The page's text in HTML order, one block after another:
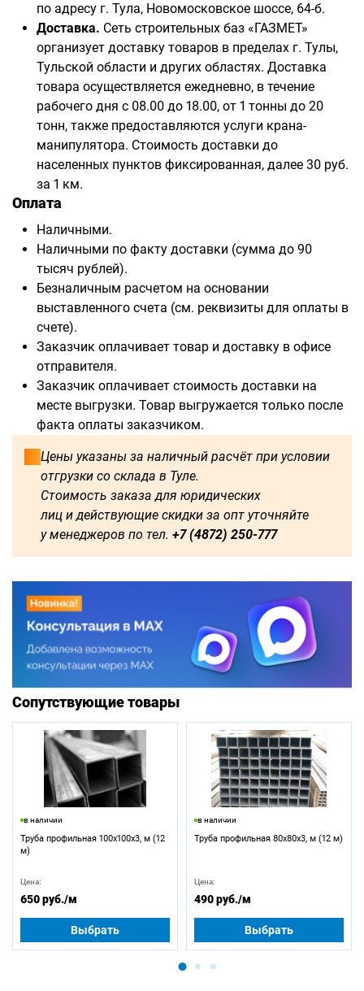
по адресу г. Тула, Новомосковское шоссе, 64-б.
Доставка. Сеть строительных баз «ГАЗМЕТ»
организует доставку товаров в пределах г. Тулы,
Тульской области и других областях. Доставка
товара осуществляется ежедневно, в течение
рабочего дня с 08.00 до 18.00, от 1 тонны до 20
тонн, также предоставляются услуги крана-
манипулятора. Стоимость доставки до
населенных пунктов фиксированная, далее 30 руб.
за 1 км.
Оплата
Наличными.
Наличными по факту доставки (сумма до 90
тысяч рублей).
Безналичным расчетом на основании
выставленного счета (см. реквизиты для оплаты в
счете).
Заказчик оплачивает товар и доставку в офисе
отправителя.
Заказчик оплачивает стоимость доставки на
месте выгрузки. Товар выгружается только после
факта оплаты заказчиком.
Цены указаны за наличный расчёт при условии
отгрузки со склада в Туле.
Стоимость заказа для юридических
лиц и действующие скидки за опт уточняйте
у менеджеров по тел. +7 (4872) 250-777
Доступны для заказа:
1500 1600
2500 2750 3000 3250
3500 3750 4000
4500 4750 5000 5250
Сопутствующие товары
в наличии
Труба профильная 100х100х3, м (12
м)
Цена:
650 руб./м
Выбрать
в наличии
Труба профильная 80х80х3, м (12 м)
Цена:
490 руб./м
Выбрать